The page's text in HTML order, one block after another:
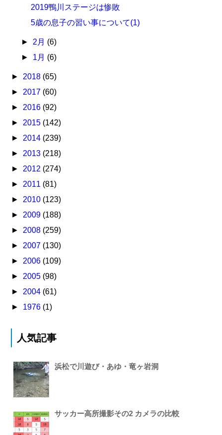
2019鴨川ステージは惨敗
5歳の息子の習い事について(1)
► 2月 (6)
► 1月 (6)
► 2018 (65)
► 2017 (60)
► 2016 (92)
► 2015 (142)
► 2014 (239)
► 2013 (218)
► 2012 (274)
► 2011 (81)
► 2010 (123)
► 2009 (188)
► 2008 (259)
► 2007 (130)
► 2006 (109)
► 2005 (98)
► 2004 (61)
► 1976 (1)
人気記事
浜松で川遊び・あゆ・竜ヶ岩洞
サッカー高所撮影その2 カメラの比較